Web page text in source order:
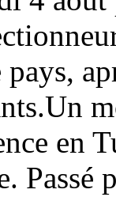
pays,
en
Passé